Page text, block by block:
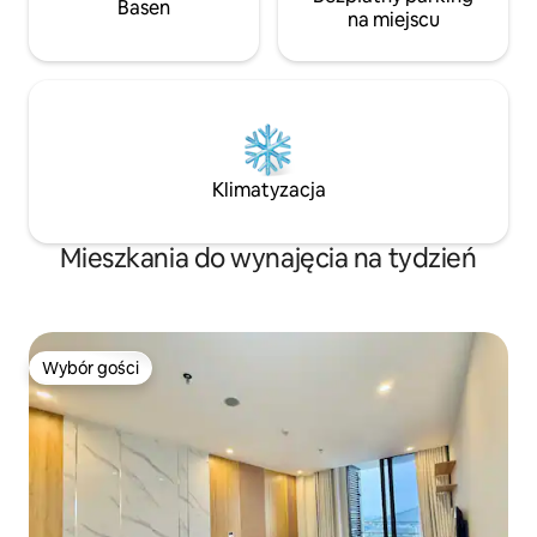
Basen
na miejscu
Klimatyzacja
Mieszkania do wynajęcia na tydzień
Wybór gości
Wybór gości